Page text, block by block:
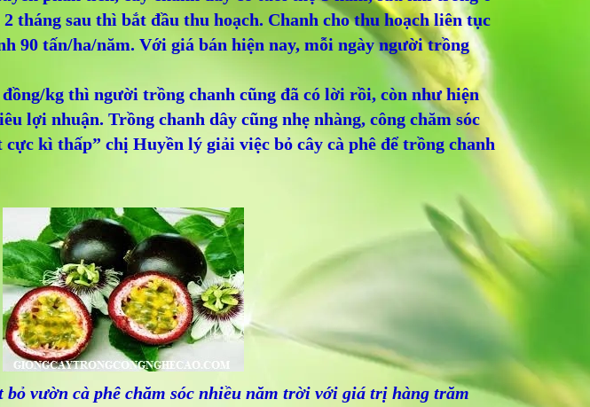
tháng sau thì bắt đầu thu hoạch. Chanh cho thu hoạch liên tục
90 tấn/ha/năm. Với giá bán hiện nay, mỗi ngày người trồng
kg thì người trồng chanh cũng đã có lời rồi, còn như hiện
lợi nhuận. Trồng chanh dây cũng nhẹ nhàng, công chăm sóc
kì thấp” chị Huyền lý giải việc bỏ cây cà phê để trồng chanh
bỏ vườn cà phê chăm sóc nhiều năm trời với giá trị hàng trăm